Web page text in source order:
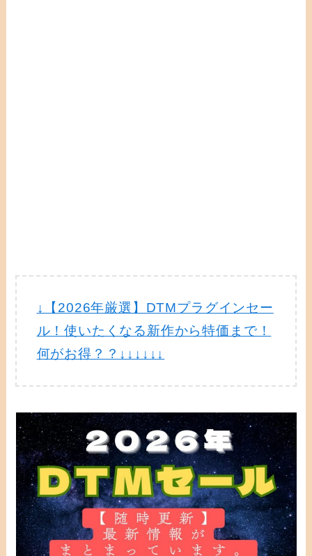
↓【2026年厳選】DTMプラグインセー
ル！使いたくなる新作から特価まで！
何がお得？？↓↓↓↓↓↓